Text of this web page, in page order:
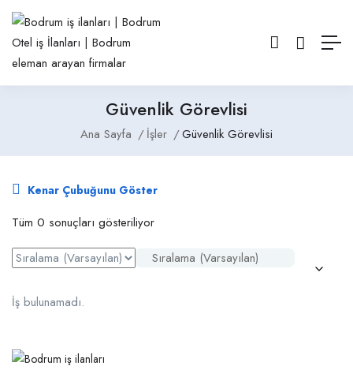
Güvenlik Görevlisi
Ana Sayfa İşler Güvenlik Görevlisi
Kenar Çubuğunu Göster
Tüm 0 sonuçları gösteriliyor
Sıralama (Varsayılan)
İş bulunamadı.